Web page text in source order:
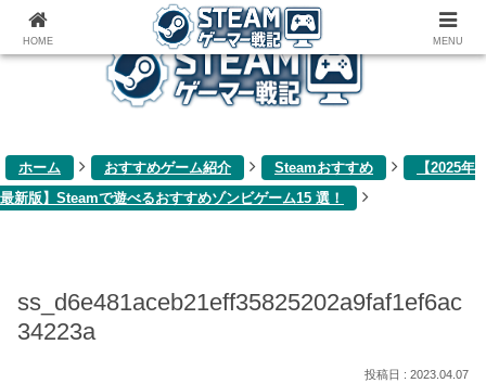
ゲーム関連雑記ブログ
ホーム おすすめゲーム紹介 Steamおすすめ
【2025年
最新版】Steamで遊べるおすすめゾンビゲーム15 選！
ss_d6e481aceb21eff35825202a9faf1ef6ac
34223a
2023.04.07
HOME MENU